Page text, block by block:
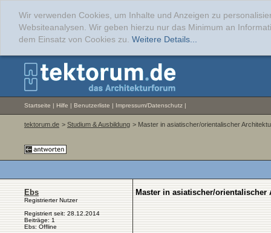
Wir verwenden Cookies, um Inhalte und Anzeigen zu
Websiteanalysen. Wir geben hierzu nur das Minimum an
dem Einsatz von Cookies zu. Weitere Details...
Startseite | Hilfe | Benutzerliste | Impressum/Datenschutz |
tektorum.de > Studium & Ausbildung > Master in asiatischer/orientalischer
Ebs
Registrierter Nutzer
Registriert seit: 28.12.2014
Beiträge: 1
Ebs: Offline
Master in asiatischer/orientalischer